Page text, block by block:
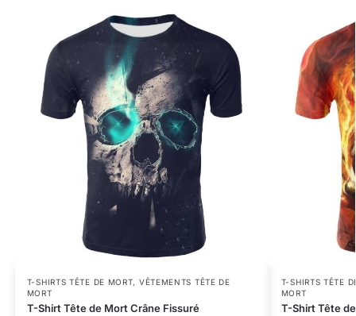
T-SHIRTS TÊTE DE MORT, VÊTEMENTS TÊTE DE
MORT
T-Shirt Tête de Mort Crâne Fissuré
T-SHIRTS TÊTE
MORT
T-Shirt Tête